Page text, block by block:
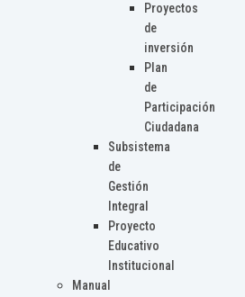
Proyectos
de
inversión
Plan
de
Participación
Ciudadana
Subsistema
de
Gestión
Integral
Proyecto
Educativo
Institucional
Manual